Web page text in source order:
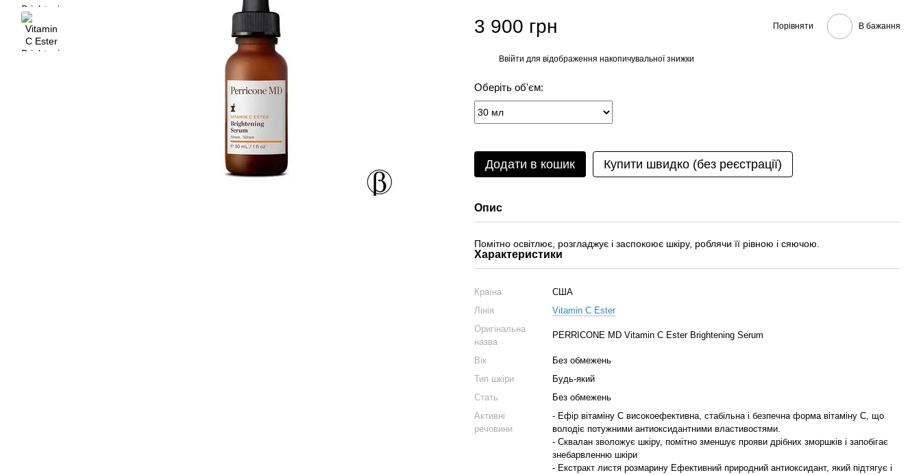
3 900 грн Порівняти В бажання
Ввійти для відображення накопичувальної знижки
Оберіть об'єм:
Додати в кошик Купити швидко (без реєстрації)
Опис
Помітно освітлює, розгладжує і заспокоює шкіру, роблячи її рівною і сяючою.
Характеристики
Країна
США
Лінія
Vitamin C Ester
Оригінальна
назва
PERRICONE MD Vitamin C Ester Brightening Serum
Вік
Без обмежень
Тип шкіри
Будь-який
Стать
Без обмежень
Активні
речовини
- Ефір вітаміну С високоефективна, стабільна і безпечна форма вітаміну С, що
володіє потужними антиоксидантними властивостями.
- Сквалан зволожує шкіру, помітно зменшує прояви дрібних зморшків і запобігає
знебарвленню шкіри
- Екстракт листя розмарину Ефективний природний антиоксидант, який підтягує і